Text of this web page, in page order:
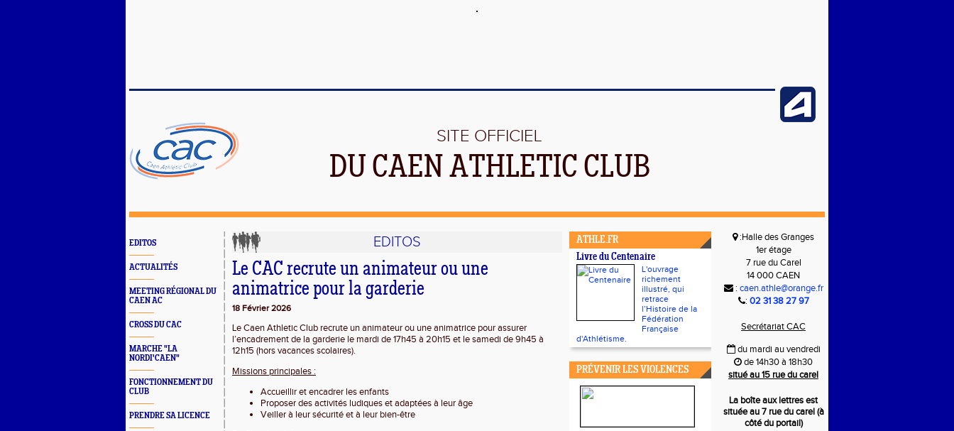
SITE OFFICIEL
DU CAEN ATHLETIC CLUB
EDITOS
ACTUALITÉS
MEETING RÉGIONAL DU
CAEN AC
CROSS DU CAC
MARCHE "LA
NORDI'CAEN"
FONCTIONNEMENT DU
CLUB
PRENDRE SA LICENCE
EDITOS
Le CAC recrute un animateur ou une
animatrice pour la garderie
18 Février 2026
Le Caen Athletic Club recrute un animateur ou une animatrice pour assurer
l’encadrement de la garderie le mardi de 17h45 à 20h15 et le samedi de 9h45 à
12h15 (hors vacances scolaires).
Missions principales :
Accueillir et encadrer les enfants
Proposer des activités ludiques et adaptées à leur âge
Veiller à leur sécurité et à leur bien-être
ATHLE.FR
Livre du Centenaire
L'ouvrage
richement
illustré, qui
retrace
l’Histoire de la
Fédération
Française
d'Athlétisme.
PRÉVENIR LES VIOLENCES
:Halle des Granges
1er étage
7 rue du Carel
14 000 CAEN
: caen.athle@orange.fr
: 02 31 38 27 97
Secrétariat CAC
du mardi au vendredi
de 14h30 à 18h30
situé au 15 rue du carel
La boîte aux lettres est
située au 7 rue du carel (à
côté du portail)